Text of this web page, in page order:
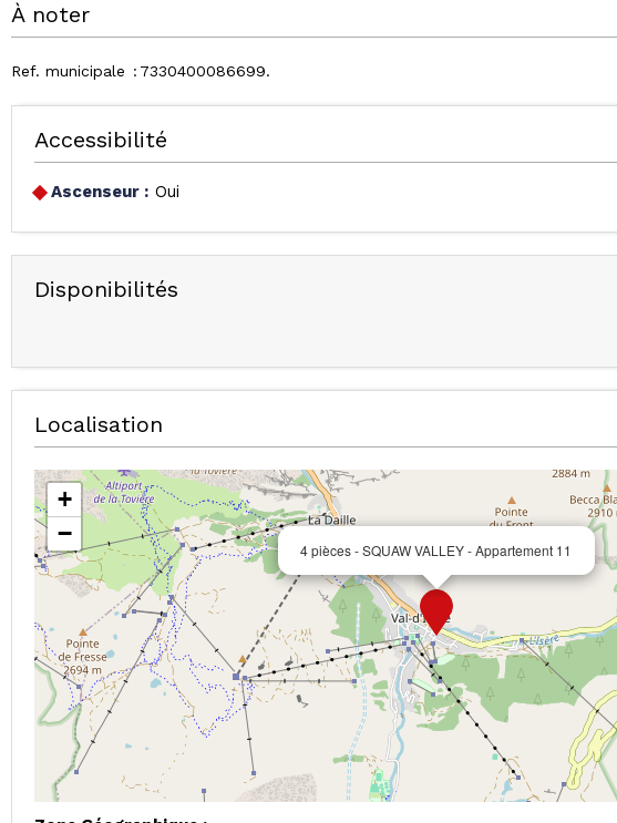
À noter
Ref. municipale 7330400086699
Accessibilité
Ascenseur : Oui
Disponibilités
Localisation
4 pièces - SQUAW VALLEY - Appartement 11
+
−